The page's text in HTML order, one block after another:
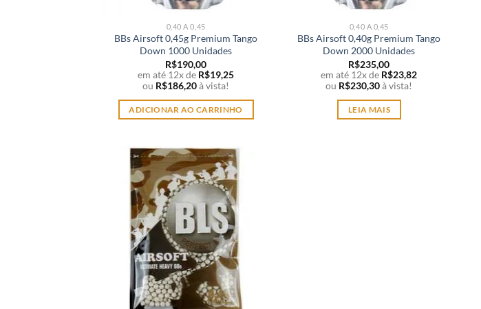
0,40 A 0,45
BBs Airsoft 0,45g Premium Tango
Down 1000 Unidades
R$190,00
em até 12x de R$19,25
ou R$186,20à vista!
ADICIONAR AO CARRINHO
0,40 A 0,45
BBs Airsoft 0,40g Premium Tango
Down 2000 Unidades
R$235,00
em até 12x de R$23,82
ou R$230,30à vista!
LEIA MAIS